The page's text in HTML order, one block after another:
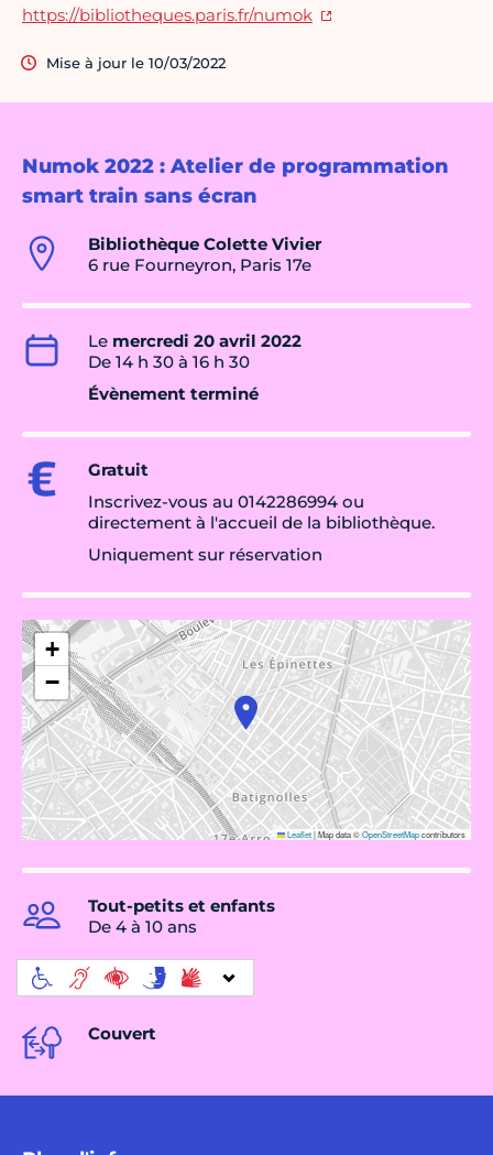
Numok 2022 : Atelier de programmation
smart train sans écran
Bibliothèque Colette Vivier
6 rue Fourneyron, Paris 17e
Le mercredi 20 avril 2022
De 14 h 30 à 16 h 30
Évènement terminé
Gratuit
Inscrivez-vous au 0142286994 ou
directement à l'accueil de la bibliothèque.
Uniquement sur réservation
+
−
Leaflet|Map data ©OpenStreetMapcontributors
Tout-petits et enfants
De 4 à 10 ans
Couvert
https://bibliotheques.paris.fr/numok
Mise à jour le 10/03/2022